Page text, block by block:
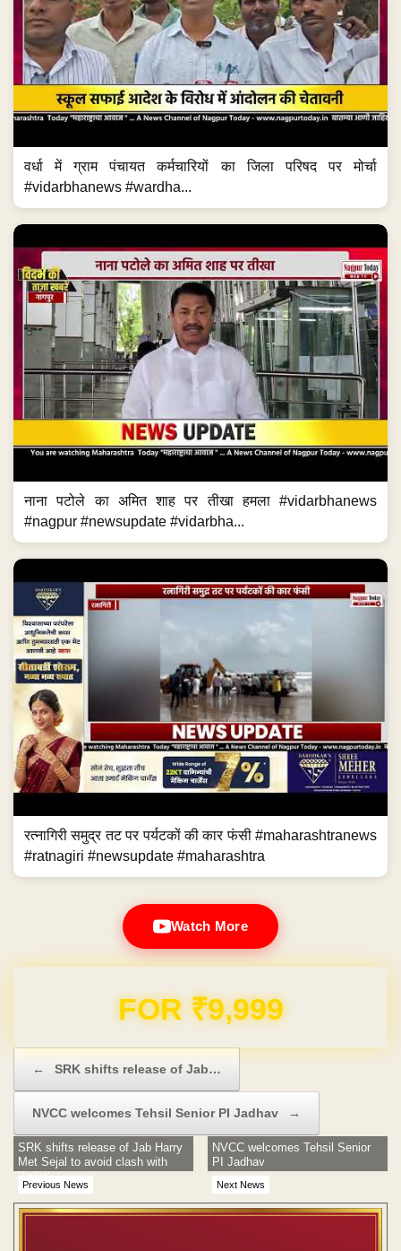
वर्धा में ग्राम पंचायत कर्मचारियों का जिला परिषद पर मोर्चा
#vidarbhanews #wardha...
नाना पटोले का अमित शाह पर तीखा हमला #vidarbhanews
#nagpur #newsupdate #vidarbha...
रत्नागिरी समुद्र तट पर पर्यटकों की कार फंसी #maharashtranews
#ratnagiri #newsupdate #maharashtra
Watch More
Domain & Hosting FREE for 1 Year
← SRK shifts release of Jab…
NVCC welcomes Tehsil Senior PI Jadhav →
Previous News
SRK shifts release of Jab Harry
Met Sejal to avoid clash with
'Toilet'
Next News
NVCC welcomes Tehsil Senior
PI Jadhav